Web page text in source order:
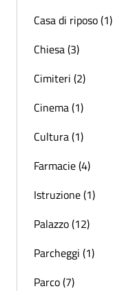
Casa di riposo (1)
Chiesa (3)
Cimiteri (2)
Cinema (1)
Cultura (1)
Farmacie (4)
Istruzione (1)
Palazzo (12)
Parcheggi (1)
Parco (7)